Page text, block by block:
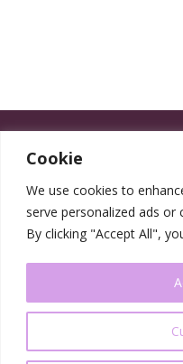
Cookie
We use cookies to
serve personalized ads
By clicking "Accept All",